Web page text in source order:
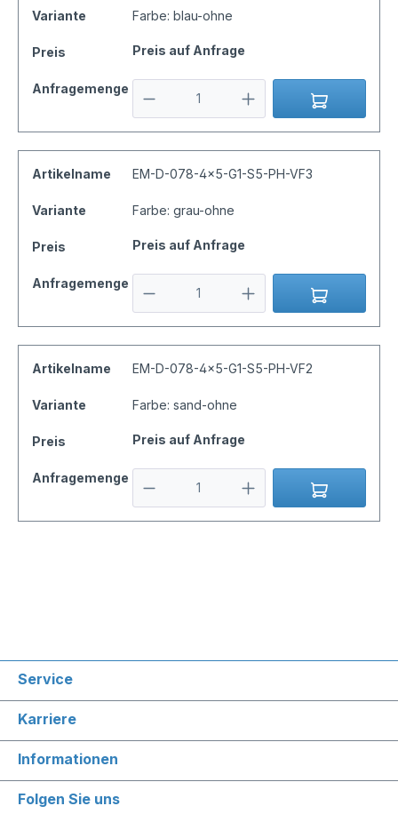
Variante Farbe: blau-ohne
Preis Preis auf Anfrage
Anfragemenge
Artikelname EM-D-078-4x5-G1-S5-PH-VF3
Variante Farbe: grau-ohne
Preis Preis auf Anfrage
Anfragemenge
Artikelname EM-D-078-4x5-G1-S5-PH-VF2
Variante Farbe: sand-ohne
Preis Preis auf Anfrage
Anfragemenge
Service
Karriere
Informationen
Folgen Sie uns